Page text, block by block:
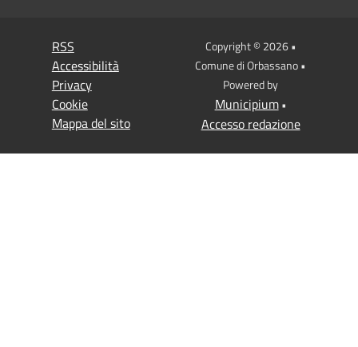
RSS
Accessibilità
Privacy
Cookie
Mappa del sito
Copyright © 2026 •
Comune di Orbassano •
Powered by
Municipium•
Accesso redazione